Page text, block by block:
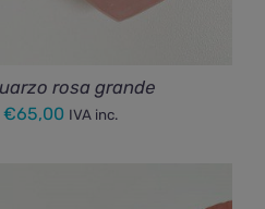
rosa grande
€65,00Rango
IVA inc.